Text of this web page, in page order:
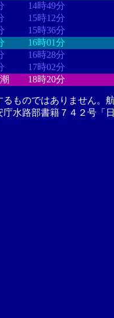
14時49分
15時12分
15時36分
16時01分
16時28分
17時02分
18時20分
ものではありません。
水路部書籍７４２号「